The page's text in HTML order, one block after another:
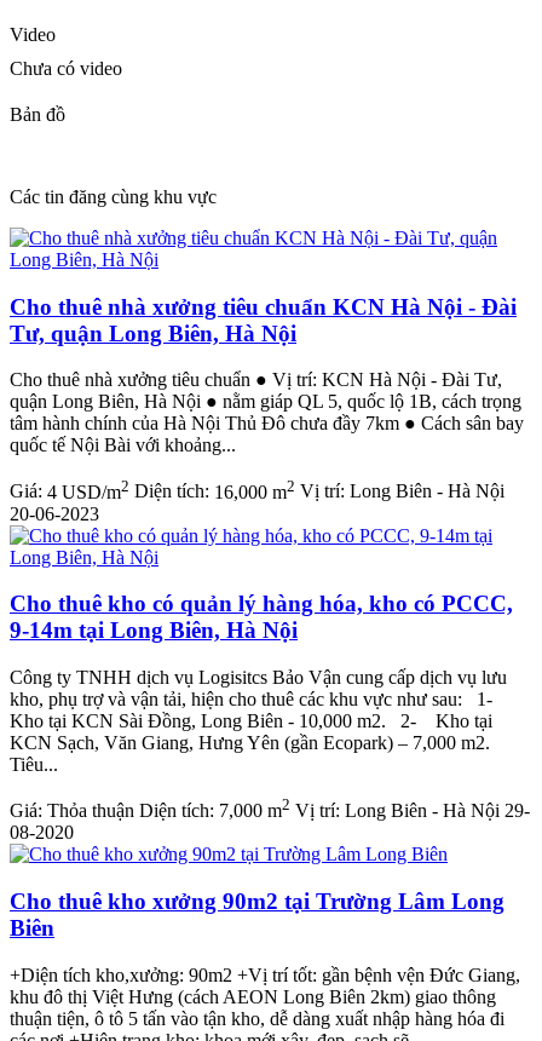
Video
Chưa có video
Bản đồ
Các tin đăng cùng khu vực
Cho thuê nhà xưởng tiêu chuẩn KCN Hà Nội - Đài
Tư, quận Long Biên, Hà Nội
Cho thuê nhà xưởng tiêu chuẩn ● Vị trí: KCN Hà Nội - Đài Tư,
quận Long Biên, Hà Nội ● nằm giáp QL 5, quốc lộ 1B, cách trọng
tâm hành chính của Hà Nội Thủ Đô chưa đầy 7km ● Cách sân bay
quốc tế Nội Bài với khoảng...
Giá: 4 USD/m2 Diện tích: 16,000 m2 Vị trí: Long Biên - Hà Nội
20-06-2023
Cho thuê kho có quản lý hàng hóa, kho có PCCC,
9-14m tại Long Biên, Hà Nội
Công ty TNHH dịch vụ Logisitcs Bảo Vận cung cấp dịch vụ lưu
kho, phụ trợ và vận tải, hiện cho thuê các khu vực như sau: 1-
Kho tại KCN Sài Đồng, Long Biên - 10,000 m2. 2- Kho tại
KCN Sạch, Văn Giang, Hưng Yên (gần Ecopark) – 7,000 m2.
Tiêu...
Giá: Thỏa thuận Diện tích: 7,000 m2 Vị trí: Long Biên - Hà Nội 29-
08-2020
Cho thuê kho xưởng 90m2 tại Trường Lâm Long
Biên
+Diện tích kho,xưởng: 90m2 +Vị trí tốt: gần bệnh vện Đức Giang,
khu đô thị Việt Hưng (cách AEON Long Biên 2km) giao thông
thuận tiện, ô tô 5 tấn vào tận kho, dễ dàng xuất nhập hàng hóa đi